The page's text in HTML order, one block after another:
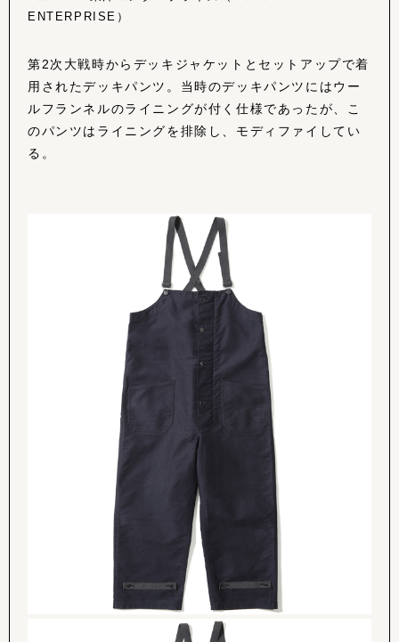
ENTERPRISE）
第2次大戦時からデッキジャケットとセットアップで着
用されたデッキパンツ。当時のデッキパンツにはウー
ルフランネルのライニングが付く仕様であったが、こ
のパンツはライニングを排除し、モディファイしてい
る。